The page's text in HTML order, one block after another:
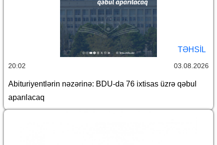
TƏHSIL
20:02 03.08.2026
Abituriyentlərin nəzərinə: BDU-da 76 ixtisas üzrə qəbul
aparılacaq